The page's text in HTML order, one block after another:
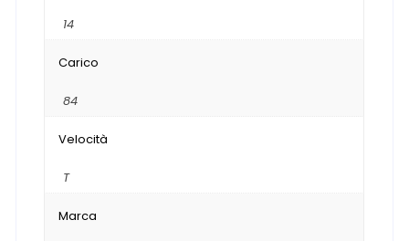
14
Carico
84
Velocità
T
Marca